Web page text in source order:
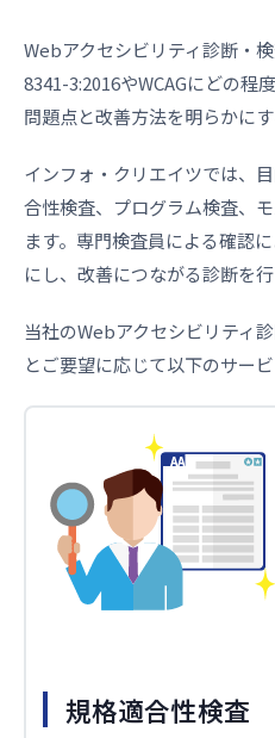
Webアクセシビリティ診断・
8341-3:2016やWCAGにどの程
問題点と改善方法を明らかにす
インフォ・クリエイツでは、
合性検査、プログラム検査、
ます。専門検査員による確認
にし、改善につながる診断を行
当社のWebアクセシビリティ
とご要望に応じて以下のサー
規格適合性検査